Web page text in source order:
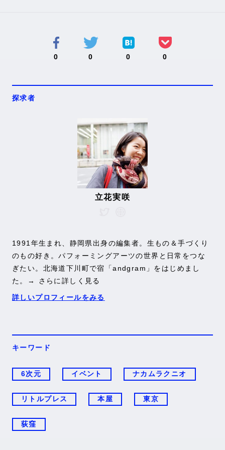
0 0 0 0
探求者
立花実咲
1991年生まれ、静岡県出身の編集者。生もの＆手づくり
のもの好き。パフォーミングアーツの世界と日常をつな
ぎたい。北海道下川町で宿「andgram 」をはじめまし
た。
→ さらに詳しく見る
詳しいプロフィールをみる
キーワード
6次元 イベント ナカムラクニオ
リトルプレス 本屋 東京
荻窪